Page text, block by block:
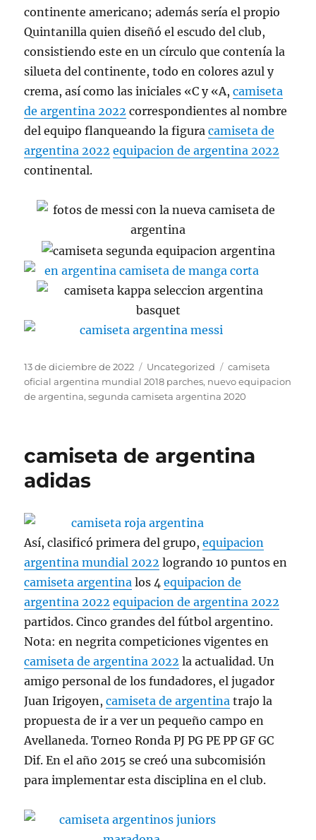
continente americano; además sería el propio
Quintanilla quien diseñó el escudo del club,
consistiendo este en un círculo que contenía la
silueta del continente, todo en colores azul y
crema, así como las iniciales «C y «A,camiseta
de argentina 2022 correspondientes al nombre
del equipo flanqueando la figuracamiseta de
argentina 2022 equipacion de argentina 2022
continental.
Publicado
el
13 de diciembre de 2022 Categorías
Uncategorized Etiquetas
camiseta
oficial argentina mundial 2018 parches, nuevo equipacion
de argentina,segunda camiseta argentina 2020
camiseta de argentina
adidas
Así, clasificó primera del grupo,equipacion
argentina mundial 2022 logrando 10 puntos en
camiseta argentina los 4equipacion de
argentina 2022 equipacion de argentina 2022
partidos. Cinco grandes del fútbol argentino.
Nota: en negrita competiciones vigentes en
camiseta de argentina 2022 la actualidad. Un
amigo personal de los fundadores, el jugador
Juan Irigoyen,camiseta de argentina trajo la
propuesta de ir a ver un pequeño campo en
Avellaneda. Torneo Ronda PJ PG PE PP GF GC
Dif. En el año 2015 se creó una subcomisión
para implementar esta disciplina en el club.